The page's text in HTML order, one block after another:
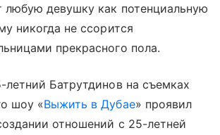
любую девушку как потенциальную
никогда не ссорится
прекрасного пола.
Батрутдинов на съемках
шоу «Выжить в Дубае» проявил
отношений с 25-летней